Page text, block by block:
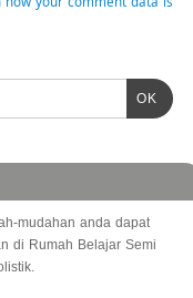
OK
mudahan anda dapat
di Rumah Belajar Semi